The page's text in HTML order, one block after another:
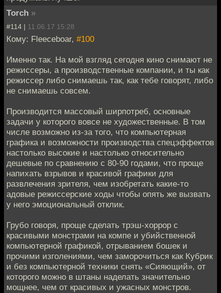
Torch »
#114 | 11.06.17 15:28
Кому: Fleeceboar, #100
Именно так. На мой взгляд сегодня кино снимают не
режиссеры, а производственные компании, и ты как
режиссер либо снимаешь так, как тебе говорят, либо
не снимаешь совсем.
Производится массовый ширпотреб, основные
задачи у которого вовсе не художественные. В том
числе возможно из-за того, что компьютерная
графика и возможности производства спецэффектов
настолько высокие и настолько относительно
дешевые по сравнению с 80-90 годами, что проще
напихать взрывов и красивой графики для
развлечения зрителя, чем изобретать какие-то
адовые режиссерские ходы чтобы опять же вызвать
у него эмоциональный отклик.
Грубо говоря, проще сделать трэш-хоррор с
красивыми монстрами на компе и убийственной
компьютерной графикой, отрыванием бошек и
прочими изголениями, чем заморочиться как Кубрик
и без компьютерной техники снять «Сияющий», от
которого можно в штаны наделать значительно
мощнее, чем от красивых и ужасных монстров.